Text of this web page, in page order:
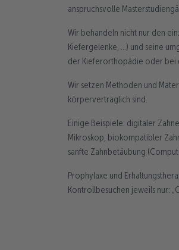
anspruchsvolle
Wir behandeln nicht nur den
Kiefergelenke, …) und seine
der Kieferorthopädie oder bei
Wir setzen Methoden und
körperverträglich sind.
Einige Beispiele: digitaler
Mikroskop, biokompatibler
sanfte Zahnbetäubung
Prophylaxe und
Kontrollbesuchen jeweils nur: